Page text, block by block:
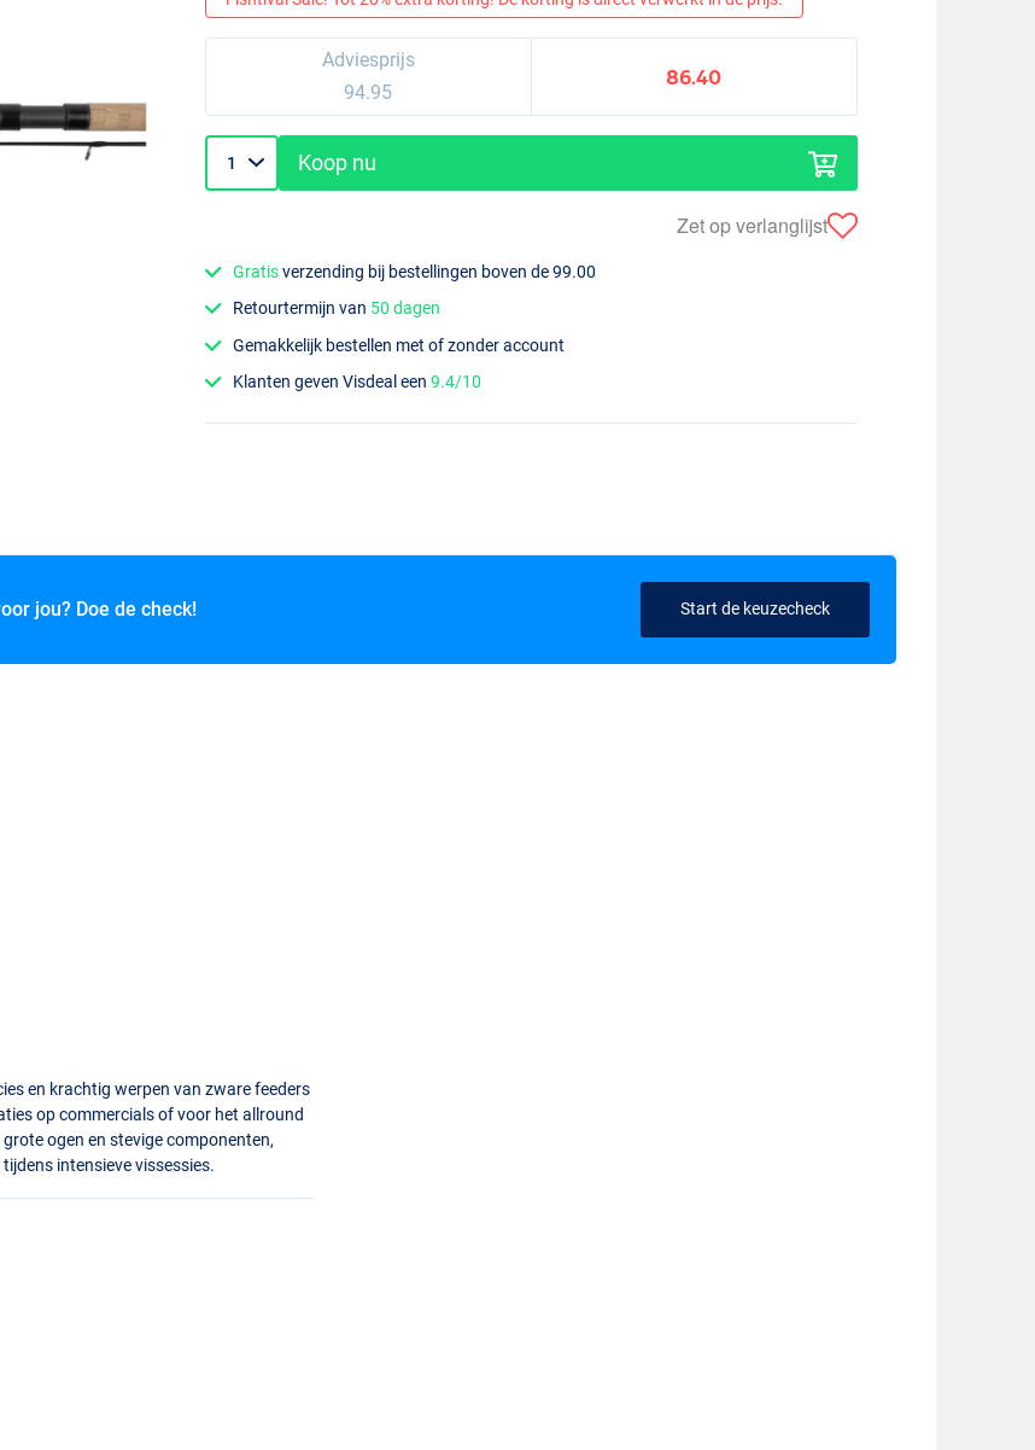
Adviesprijs
94.95
86.40
Koop nu
Zet op verlanglijst
Gratisverzending bij bestellingen boven de 99.00
Retourtermijn van 50 dagen
Gemakkelijk bestellen met of zonder account
Klanten geven Visdeal een9.4/10
jou? Doe de check! Start de keuzecheck
en krachtig werpen van zware feeders
op commercials of voor het allround
ogen en stevige componenten,
intensieve vissessies.